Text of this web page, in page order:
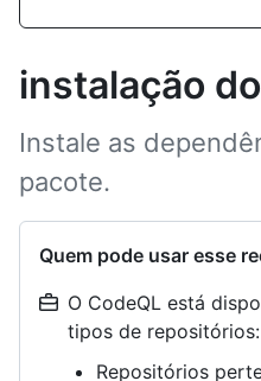
instalação
Instale as
pacote.
Quem pode usar esse
O CodeQL está
tipos de repositórios:
Repositórios